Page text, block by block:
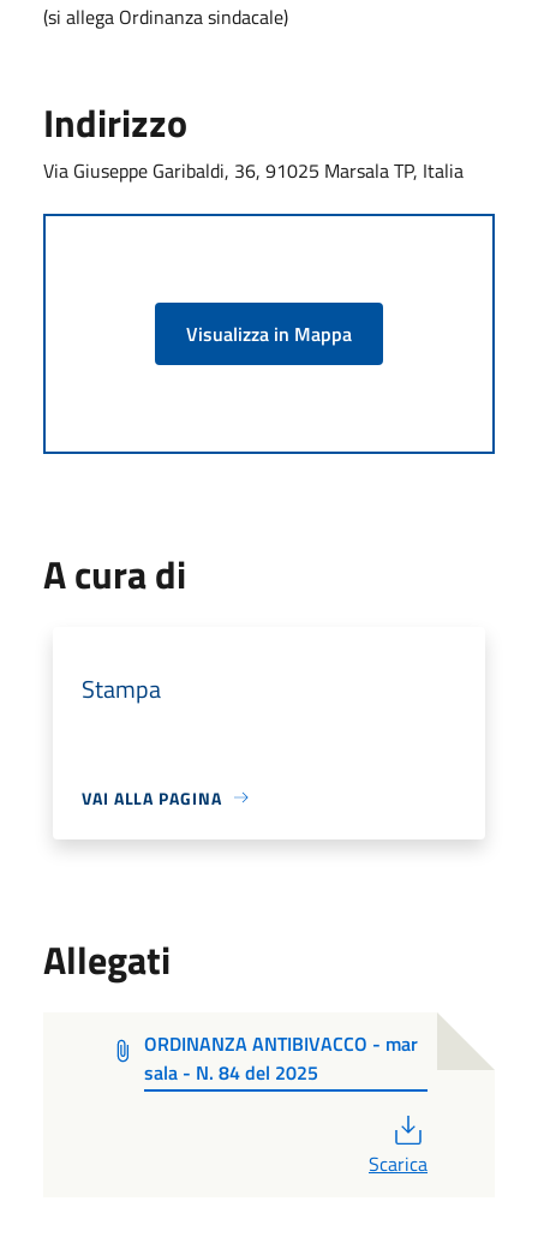
(si allega Ordinanza sindacale)
Indirizzo
Via Giuseppe Garibaldi, 36, 91025 Marsala TP, Italia
Visualizza in Mappa
A cura di
Stampa
VAI ALLA PAGINA
Allegati
ORDINANZA ANTIBIVACCO - mar
sala - N. 84 del 2025
Scarica